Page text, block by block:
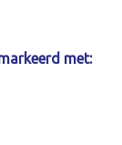
met: